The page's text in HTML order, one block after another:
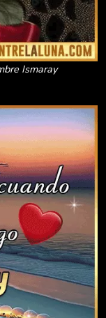
Ismaray